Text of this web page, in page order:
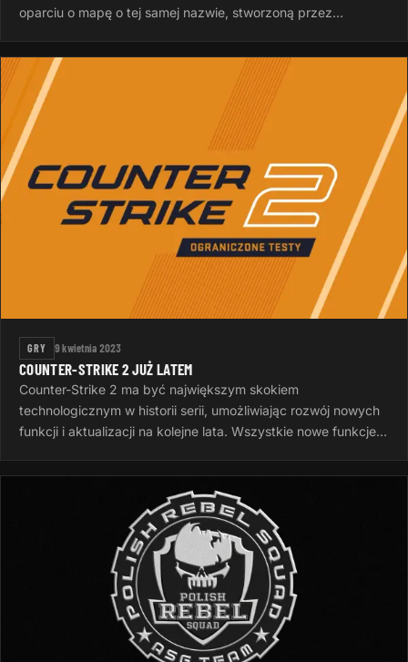
oparciu o mapę o tej samej nazwie, stworzoną przez
GRY 9 kwietnia 2023
COUNTER-STRIKE 2 JUŻ LATEM
Counter-Strike 2 ma być największym skokiem
technologicznym w historii serii, umożliwiając rozwój nowych
funkcji i aktualizacji na kolejne lata. Wszystkie nowe funkcje